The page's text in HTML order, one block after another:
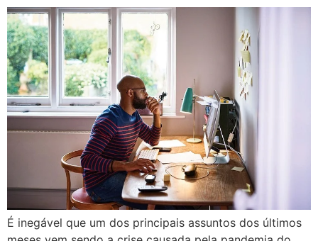
É inegável que um dos principais assuntos dos últimos